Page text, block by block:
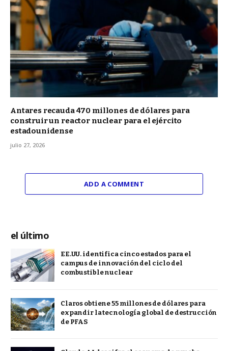
Antares recauda 470 millones de dólares para
construir un reactor nuclear para el ejército
estadounidense
julio 27, 2026
ADD A COMMENT
el último
EE.UU. identifica cinco estados para el
campus de innovación del ciclo del
combustible nuclear
Claros obtiene 55 millones de dólares para
expandir la tecnología global de destrucción
de PFAS